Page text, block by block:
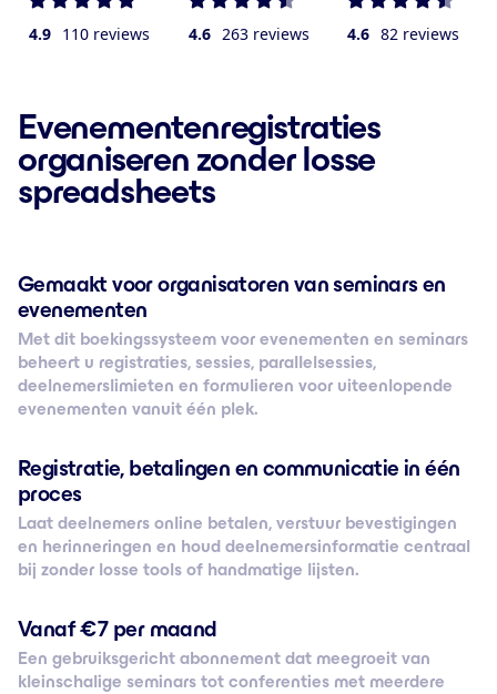
4.9 110 reviews 4.6 263 reviews 4.6 82 reviews
Evenementenregistraties
organiseren zonder losse
spreadsheets
Gemaakt voor organisatoren van seminars en
evenementen
Met dit boekingssysteem voor evenementen en seminars
beheert u registraties, sessies, parallelsessies,
deelnemerslimieten en formulieren voor uiteenlopende
evenementen vanuit één plek.
Registratie, betalingen en communicatie in één
proces
Laat deelnemers online betalen, verstuur bevestigingen
en herinneringen en houd deelnemersinformatie centraal
bij zonder losse tools of handmatige lijsten.
Vanaf € 7 per maand
Een gebruiksgericht abonnement dat meegroeit van
kleinschalige seminars tot conferenties met meerdere